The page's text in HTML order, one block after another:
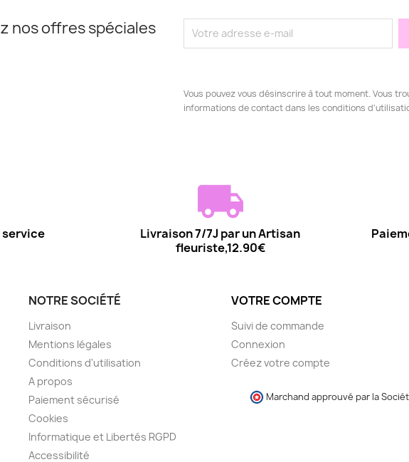
nos offres spéciales
Vous pouvez vous désinscrire à tout moment. Vous
informations de contact dans les conditions
service
Livraison 7/7J par un Artisan
fleuriste,12.90€
NOTRE SOCIÉTÉ
Livraison
Mentions légales
Conditions d'utilisation
A propos
Paiement sécurisé
Cookies
Informatique et Libertés RGPD
Accessibilité
VOTRE COMPTE
Suivi de commande
Connexion
Créez votre compte
Marchand approuvé par la